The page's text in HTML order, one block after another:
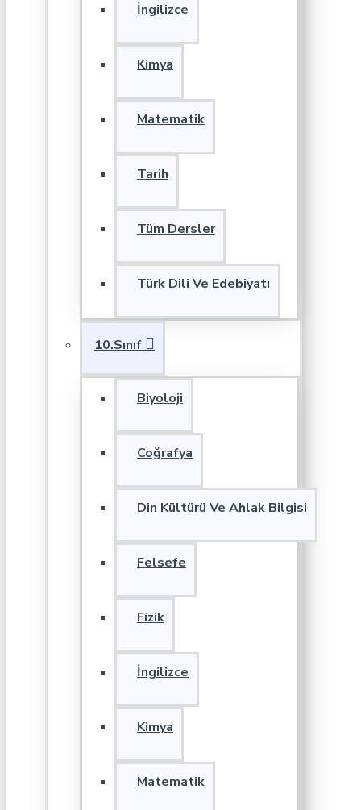
İngilizce
Kimya
Matematik
Tarih
Tüm Dersler
Türk Dili Ve Edebiyatı
10.Sınıf
Biyoloji
Coğrafya
Din Kültürü Ve Ahlak Bilgisi
Felsefe
Fizik
İngilizce
Kimya
Matematik